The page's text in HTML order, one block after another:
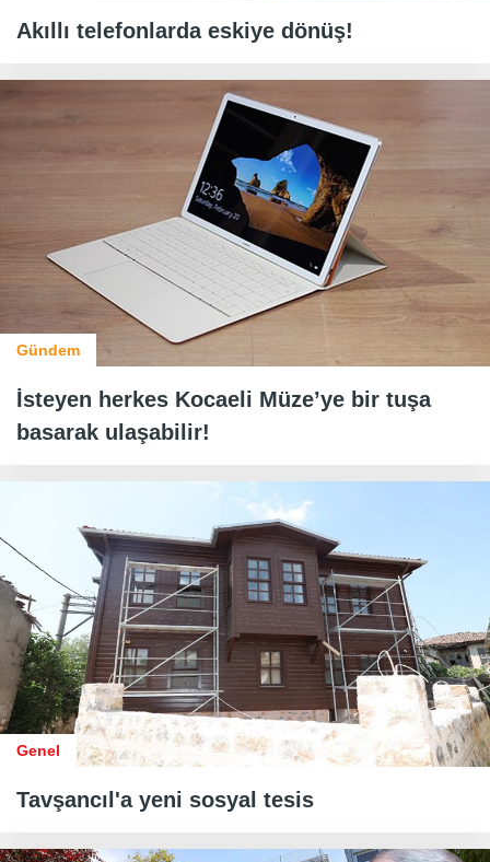
Akıllı telefonlarda eskiye dönüş!
Gündem
İsteyen herkes Kocaeli Müze’ye bir tuşa
basarak ulaşabilir!
Genel
Tavşancıl'a yeni sosyal tesis